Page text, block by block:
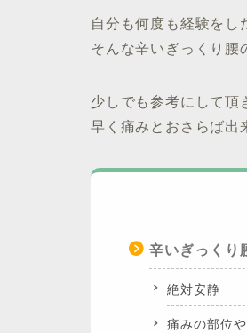
自分も何度も経験をし
そんな辛いぎっくり腰
少しでも参考にして頂
早く痛みとおさらば出
辛いぎっくり
絶対安静
痛みの部位